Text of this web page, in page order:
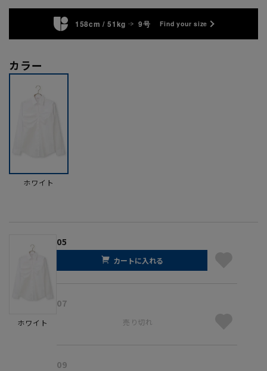
158cm / 51kg 9号 Find your size
カラー
ホワイト
ホワイト
05
カートに入れる
07
売り切れ
09